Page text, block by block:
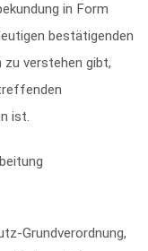
in Form
bestätigenden
verstehen gibt,
ist.
Grundverordnung,